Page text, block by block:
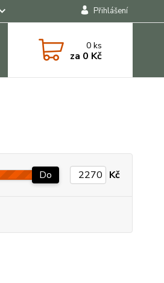
Přihlášení
0ks
za 0 Kč
Do Kč